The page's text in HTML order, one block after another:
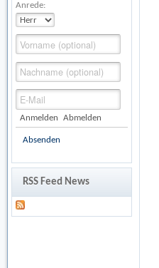
Anrede:
Anmelden Abmelden
Absenden
RSS Feed News